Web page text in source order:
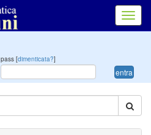
pass [dimenticata?]
entra